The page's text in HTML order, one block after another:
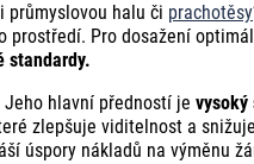
průmyslovou halu či prachotěsy
prostředí. Pro dosažení
standardy.
Jeho hlavní předností je vysoký
zlepšuje viditelnost a
úspory nákladů na výměnu